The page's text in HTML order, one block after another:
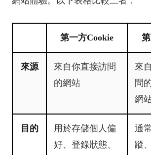
第一方Cookie
來源
來自你直接訪問
的網站
來
問
網
目的
用於存儲個人偏
好、登錄狀態、
通
蹤